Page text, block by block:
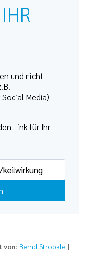
und nicht
Media)
Link für Ihr
von: Bernd Ströbele |